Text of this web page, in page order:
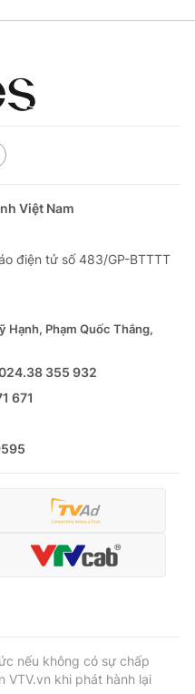
video
động sản
Việt Nam
điện tử số 483/GP-BTTTT
Hạnh, Phạm Quốc Thắng,
355 932
671
nếu không có sự chấp
VTV.vn khi phát hành lại